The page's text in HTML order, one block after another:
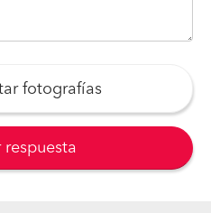
fotografías
respuesta